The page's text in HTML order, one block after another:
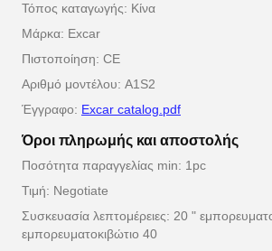
Τόπος καταγωγής: Κίνα
Μάρκα: Excar
Πιστοποίηση: CE
Αριθμό μοντέλου: A1S2
Έγγραφο: Excar catalog.pdf
Όροι πληρωμής και αποστολής
Ποσότητα παραγγελίας min: 1pc
Τιμή: Negotiate
Συσκευασία λεπτομέρειες: 20 "
εμπορευματοκιβώτιο 40